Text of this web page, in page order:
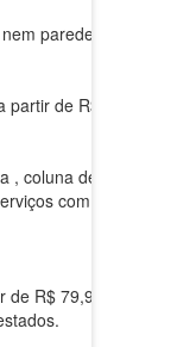
paredes.
de R$
, coluna de
com
R$ 79,90